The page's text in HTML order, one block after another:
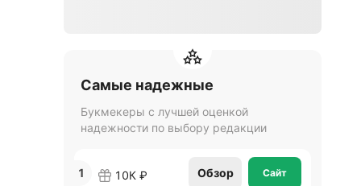
Самые надежные
Букмекеры с лучшей оценкой
надежности по выбору редакции
1 10К ₽ Обзор Сайт